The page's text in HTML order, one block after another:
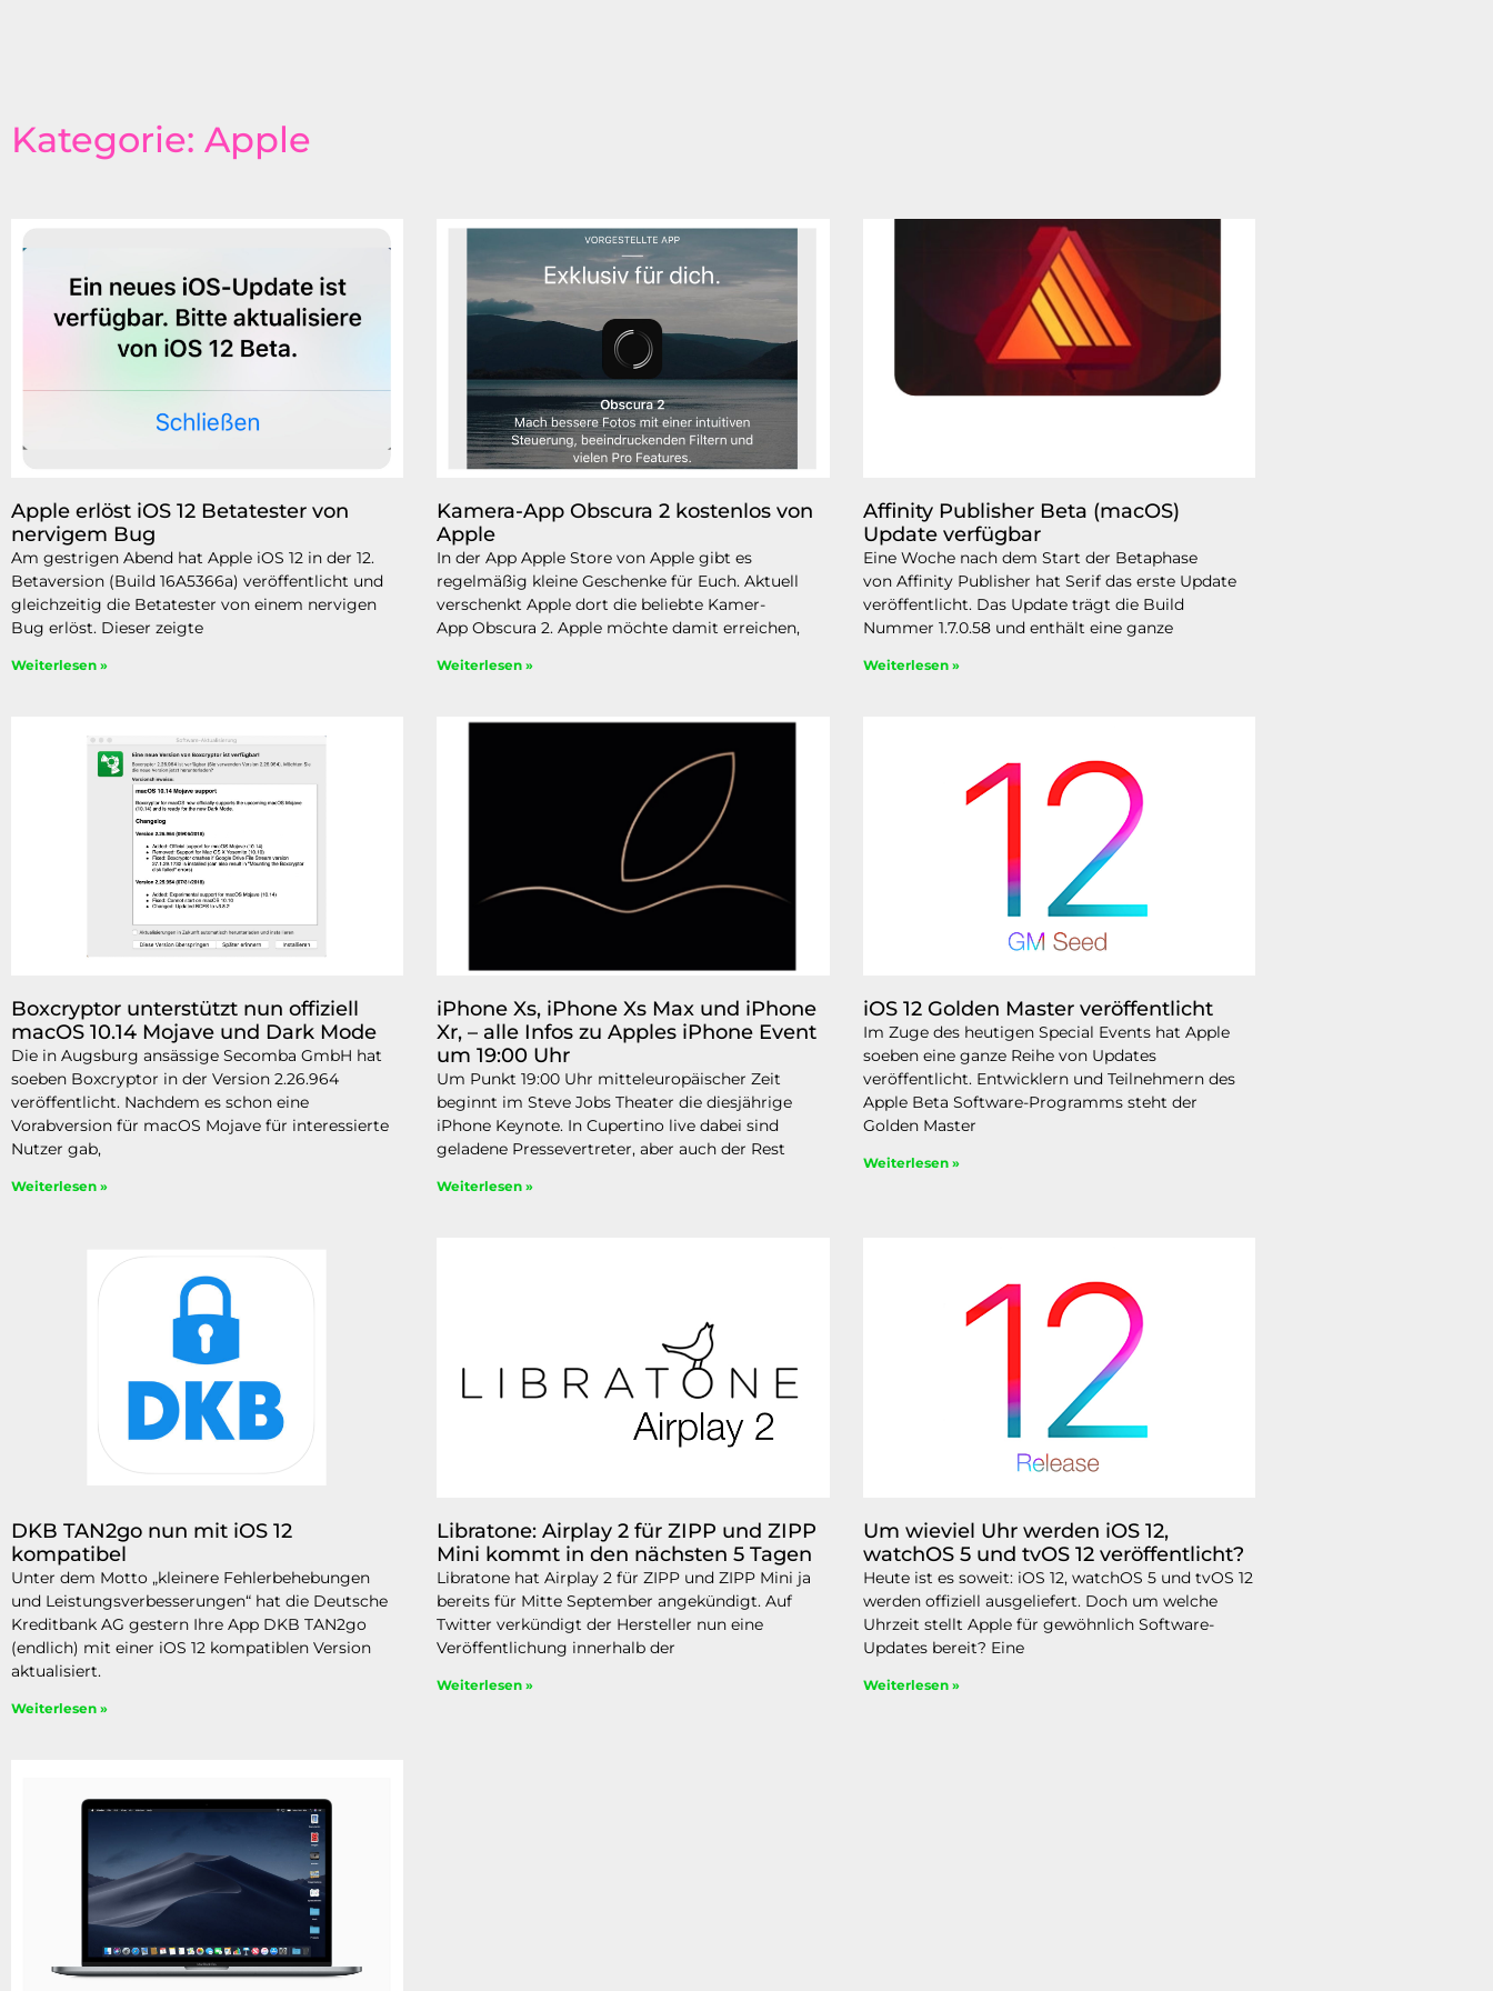
Kategorie: Apple
Apple erlöst iOS 12 Betatester von
nervigem Bug
Am gestrigen Abend hat Apple iOS 12 in der 12.
Betaversion (Build 16A5366a) veröffentlicht und
gleichzeitig die Betatester von einem nervigen
Bug erlöst. Dieser zeigte
Weiterlesen »
Kamera-App Obscura 2 kostenlos von
Apple
In der App Apple Store von Apple gibt es
regelmäßig kleine Geschenke für Euch. Aktuell
verschenkt Apple dort die beliebte Kamer-
App Obscura 2. Apple möchte damit erreichen,
Weiterlesen »
Affinity Publisher Beta (macOS)
Update verfügbar
Eine Woche nach dem Start der Betaphase
von Affinity Publisher hat Serif das erste Update
veröffentlicht. Das Update trägt die Build
Nummer 1.7.0.58 und enthält eine ganze
Weiterlesen »
Boxcryptor unterstützt nun offiziell
macOS 10.14 Mojave und Dark Mode
Die in Augsburg ansässige Secomba GmbH hat
soeben Boxcryptor in der Version 2.26.964
veröffentlicht. Nachdem es schon eine
Vorabversion für macOS Mojave für interessierte
Nutzer gab,
Weiterlesen »
iPhone Xs, iPhone Xs Max und iPhone
Xr, – alle Infos zu Apples iPhone Event
um 19:00 Uhr
Um Punkt 19:00 Uhr mitteleuropäischer Zeit
beginnt im Steve Jobs Theater die diesjährige
iPhone Keynote. In Cupertino live dabei sind
geladene Pressevertreter, aber auch der Rest
Weiterlesen »
iOS 12 Golden Master veröffentlicht
Im Zuge des heutigen Special Events hat Apple
soeben eine ganze Reihe von Updates
veröffentlicht. Entwicklern und Teilnehmern des
Apple Beta Software-Programms steht der
Golden Master
Weiterlesen »
DKB TAN2go nun mit iOS 12
kompatibel
Unter dem Motto „kleinere Fehlerbehebungen
und Leistungsverbesserungen“ hat die Deutsche
Kreditbank AG gestern Ihre App DKB TAN2go
(endlich) mit einer iOS 12 kompatiblen Version
aktualisiert.
Weiterlesen »
Libratone: Airplay 2 für ZIPP und ZIPP
Mini kommt in den nächsten 5 Tagen
Libratone hat Airplay 2 für ZIPP und ZIPP Mini ja
bereits für Mitte September angekündigt. Auf
Twitter verkündigt der Hersteller nun eine
Veröffentlichung innerhalb der
Weiterlesen »
Um wieviel Uhr werden iOS 12,
watchOS 5 und tvOS 12 veröffentlicht?
Heute ist es soweit: iOS 12, watchOS 5 und tvOS 12
werden offiziell ausgeliefert. Doch um welche
Uhrzeit stellt Apple für gewöhnlich Software-
Updates bereit? Eine
Weiterlesen »